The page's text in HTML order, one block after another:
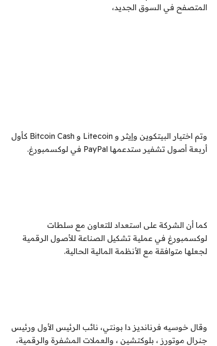
المتصفح في السوق الجديد،
وتم اختيار البيتكوين وإيثر و Litecoin و Bitcoin Cash كأول
أربعة أصول تشفير ستدعمها PayPal في لوكسمبورغ.
كما أن الشركة على استعداد للتعاون مع سلطات
لوكسمبورغ في عملية تشكيل الصناعة للأصول الرقمية
لجعلها متوافقة مع الأنظمة المالية الحالية.
وقال خوسيه فرنانديز دا بونتي، نائب الرئيس الأول ورئيس
جنرال موتورز ، بلوكتشين ، والعملات المشفرة والرقمية،